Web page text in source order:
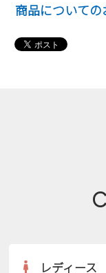
商品について
レディース